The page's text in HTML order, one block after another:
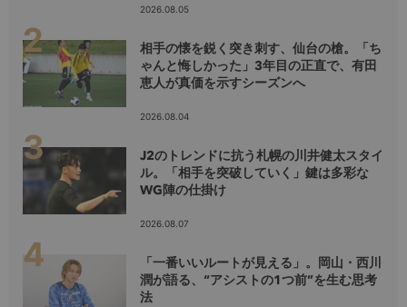
2026.08.05
相手の懐を鋭く突き刺す、仙台の槍。「ち
ゃんと悔しかった」3年目の正直で、有田
恵人が真価を示すシーズンへ
2026.08.04
J2のトレンドに抗う札幌の川井健太スタイ
ル。「相手を突破していく」鍵は多彩な
WG陣の仕掛け
2026.08.07
「一番いいルートが見える」。岡山・西川
潤が語る、“アシストの1つ前”を生む思考
法